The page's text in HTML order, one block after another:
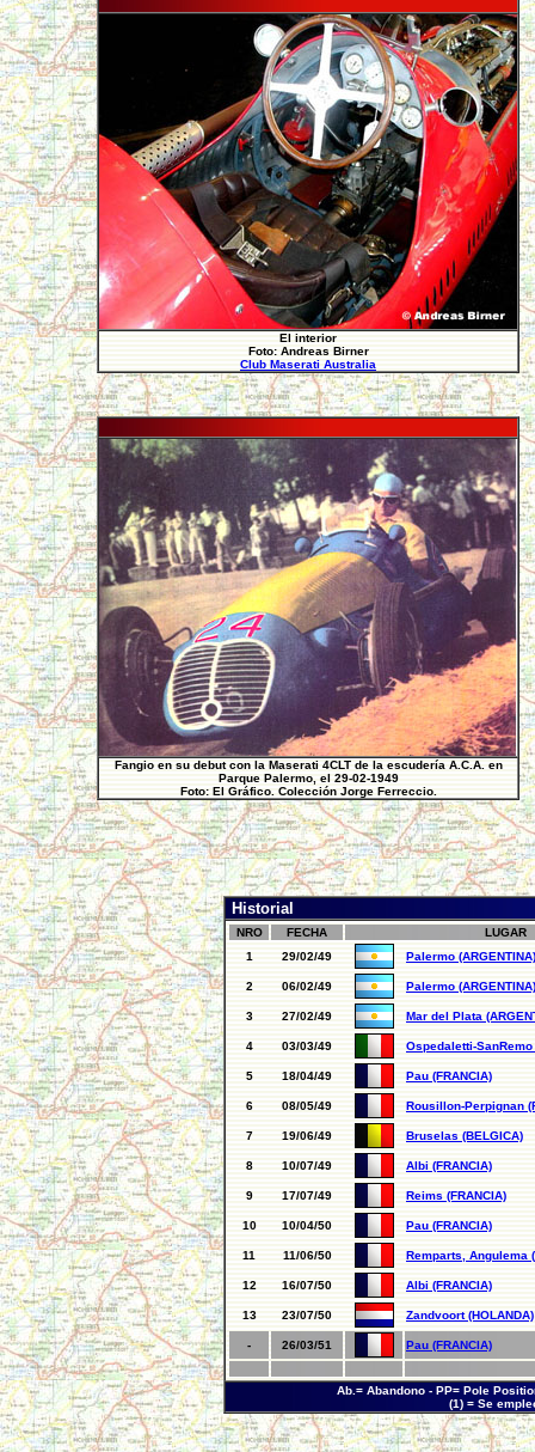
El interior
Foto: Andreas Birner
Club Maserati Australia
Fangio en su debut con la Maserati 4CLT de la escudería A.C.A. en
Parque Palermo, el 29-02-1949
Foto: El Gráfico. Colección Jorge Ferreccio.
Historial
NRO FECHA
LUGAR
1
29/02/49 Palermo (ARGENTINA)
2 06/02/49 Palermo (ARGENTINA)
3 27/02/49 Mar del Plata
4 03/03/49 Ospedaletti-SanRemo
5 18/04/49 Pau (FRANCIA)
6 08/05/49 Rousillon-Perpignan
7 19/06/49 Bruselas (BELGICA)
8 10/07/49 Albi (FRANCIA)
9 17/07/49 Reims (FRANCIA)
10 10/04/50 Pau (FRANCIA)
11 11/06/50 Remparts, Angulema
12 16/07/50 Albi (FRANCIA)
13 23/07/50 Zandvoort (HOLANDA)
- 26/03/51 Pau (FRANCIA)
Ab.= Abandono - PP= Pole
(1) = Se